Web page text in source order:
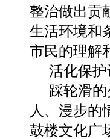
整治做出贡
生活环境和
市民的理解
活化保
踩轮滑
人、漫步
鼓楼文化广